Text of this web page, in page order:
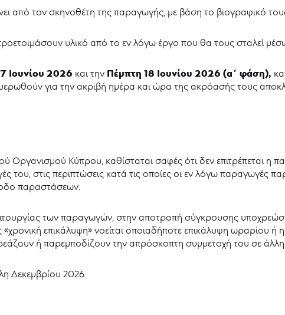
από τον σκηνοθέτη της παραγωγής, με βάση το βιογραφικό
υλικό από το εν λόγω έργο που θα τους σταλεί
Ιουνίου 2026 και την Πέμπτη 18 Ιουνίου 2026 (α΄ φάση),
για την ακριβή ημέρα και ώρα της ακρόασής τους
Κύπρου, καθίσταται σαφές ότι δεν επιτρέπεται η
στις περιπτώσεις κατά τις οποίες οι εν λόγω παραγωγές
παραστάσεων.
των παραγωγών, στην αποτροπή σύγκρουσης
επικάλυψη» νοείται οποιαδήποτε επικάλυψη ωραρίου ή
ή παρεμποδίζουν την απρόσκοπτη συμμετοχή του σε άλλη.
Δεκεμβρίου 2026.